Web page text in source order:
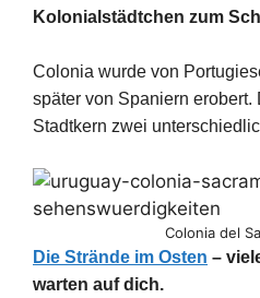
Kolonialstädtchen zum
Colonia wurde von
später von Spaniern erobert.
Stadtkern zwei
Colonia del
Die Strände im Osten –
warten auf dich.